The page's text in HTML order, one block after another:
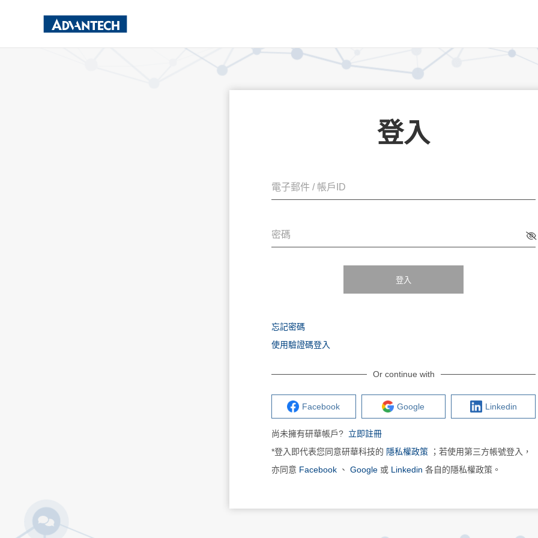
登入
電子郵件 / 帳戶ID
密碼
登入
忘記密碼
使用驗證碼登入
Or continue with
Facebook Google Linkedin
尚未擁有研華帳戶? 立即註冊
*登入即代表您同意研華科技的 隱私權政策 ；若使用第三方帳號登入，
亦同意 Facebook 、 Google 或 Linkedin 各自的隱私權政策。